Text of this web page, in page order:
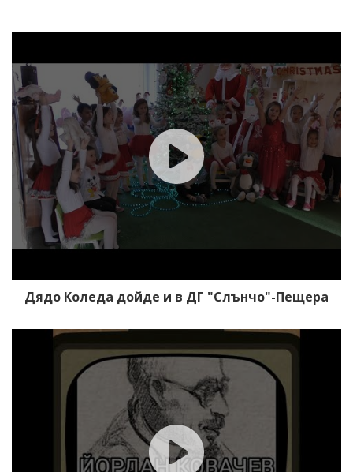
Дядо Коледа дойде и в ДГ "Слънчо"-Пещера